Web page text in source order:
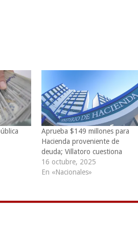
Aprueba $149 millones para
Hacienda proveniente de
deuda; Villatoro cuestiona
16 octubre, 2025
En «Nacionales»